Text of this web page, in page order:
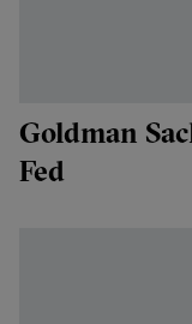
Goldman
Fed